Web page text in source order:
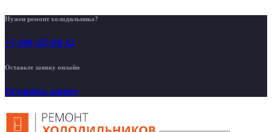
Нужен ремонт холодильника?
+7 499 455-00-42
Оставьте заявку онлайн
Оставить заявку